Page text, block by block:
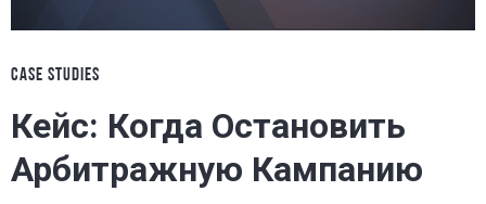
CASE STUDIES
Кейс: Когда Остановить
Арбитражную Кампанию